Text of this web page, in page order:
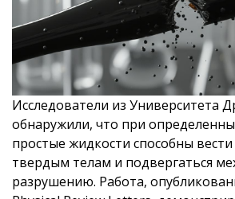
Исследователи из Университета
обнаружили, что при
простые жидкости способны
твердым телам и подвергаться
разрушению. Работа,